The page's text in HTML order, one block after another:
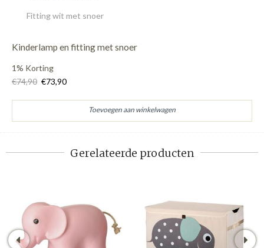
Fitting wit met snoer
Kinderlamp en fitting met snoer
1% Korting
€74,90 €73,90
Gerelateerde producten